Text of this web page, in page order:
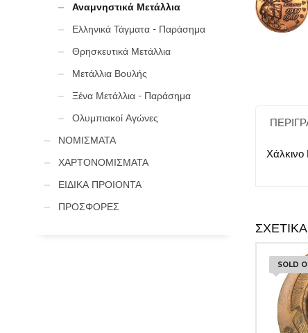
Χάλκινο
SOLD
Αναμνηστικά Μετάλλια
Ελληνικά Τάγματα - Παράσημα
Θρησκευτικά Μετάλλια
Μετάλλια Βουλής
Ξένα Μετάλλια - Παράσημα
Ολυμπιακοί Αγώνες
ΝΟΜΙΣΜΑΤΑ
ΧΑΡΤΟΝΟΜΙΣΜΑΤΑ
ΕΙΔΙΚΑ ΠΡΟΙΟΝΤΑ
ΠΡΟΣΦΟΡΕΣ